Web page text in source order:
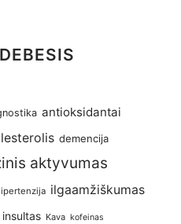
antioksidantai
demencija
aktyvumas
ilgaamžiškumas
insultas Kava kofeinas